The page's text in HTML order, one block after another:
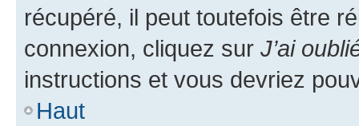
récupéré, il peut toutefois être
connexion, cliquez sur J’ai
instructions et vous devriez
Haut